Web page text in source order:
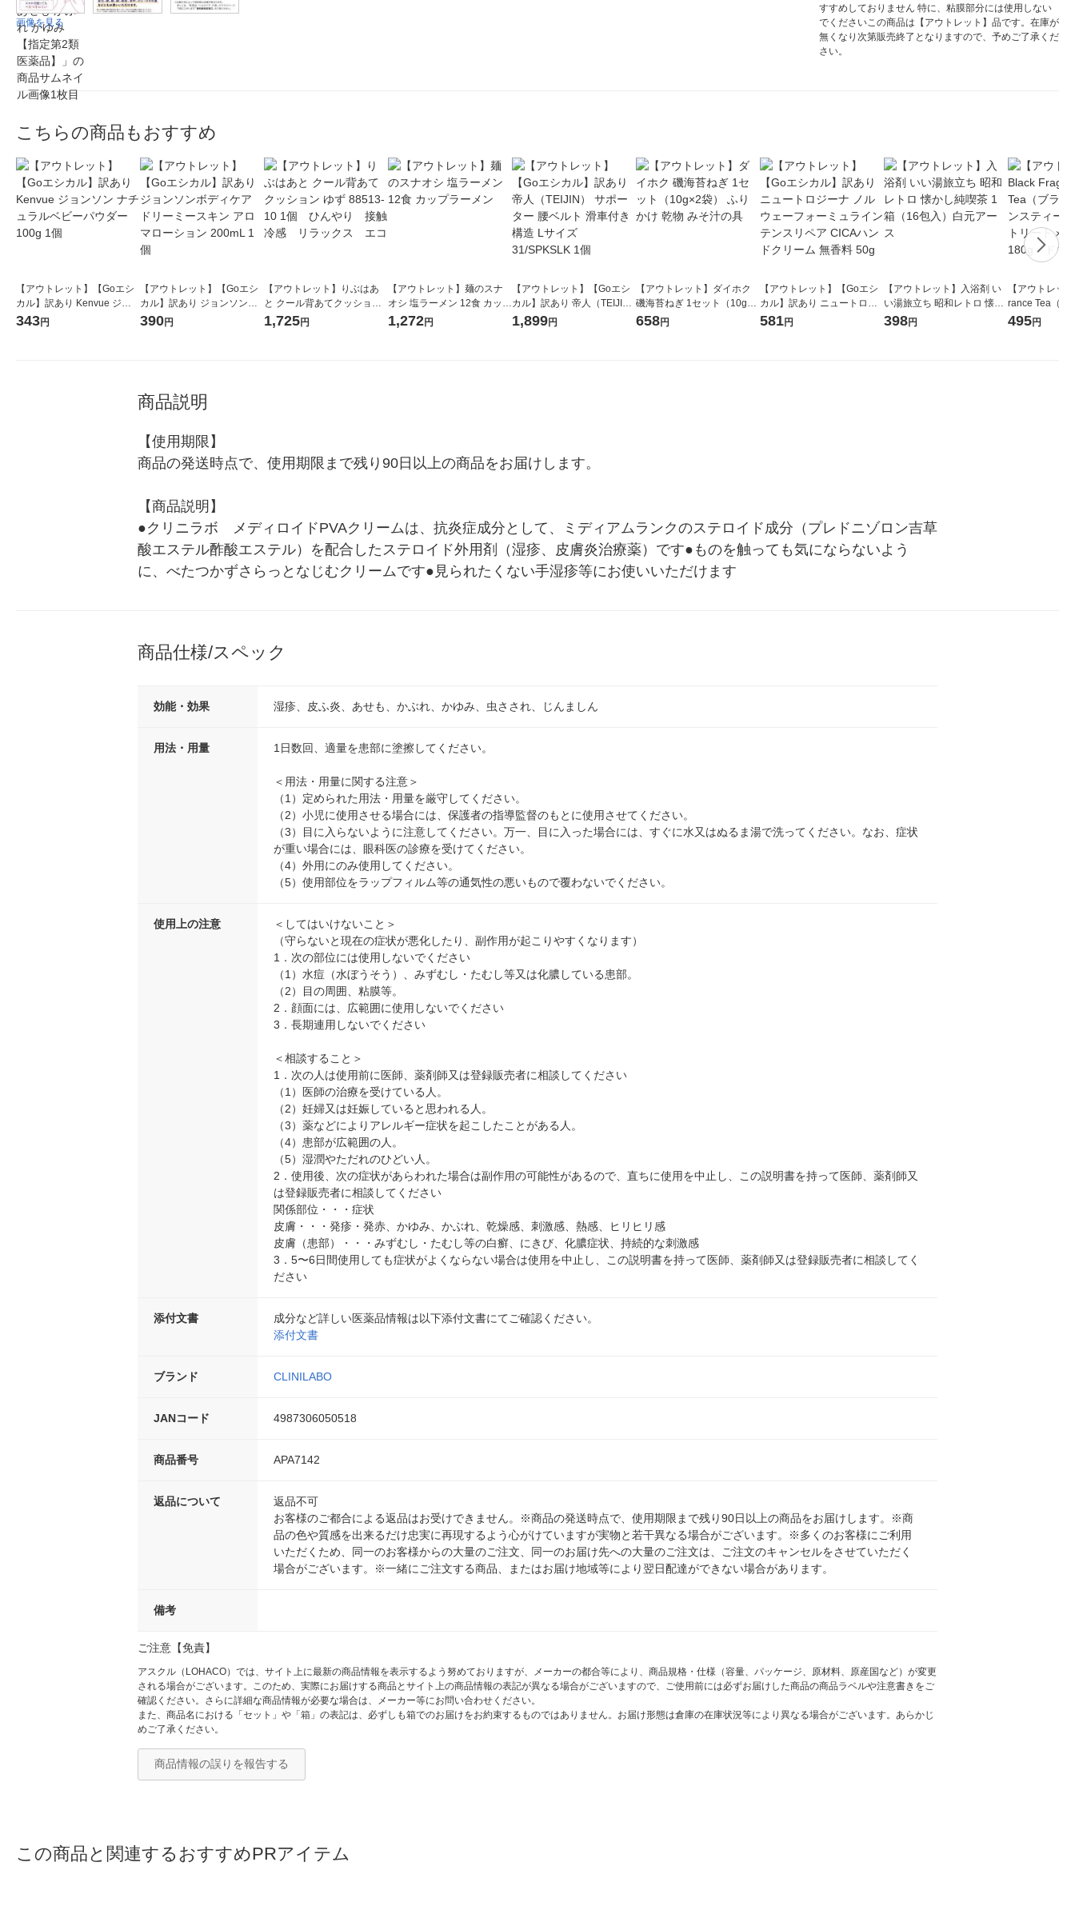
画像を見る
すすめしておりません 特に、粘膜部分には使用しない
でくださいこの商品は【アウトレット】品です。在庫が
無くなり次第販売終了となりますので、予めご了承くだ
さい。
こちらの商品もおすすめ
【アウトレット】【Goエシ
カル】訳あり Kenvue ジョ
ンソン ナチュラルベビーパ
343円
【アウトレット】【Goエシ
カル】訳あり ジョンソンボ
ディケア ドリーミースキン
390円
【アウトレット】りぶはあ
と クール背あてクッション
ゆず 88513-10 1個 ひんや
1,725円
【アウトレット】麺のスナ
オシ 塩ラーメン 12食 カップ
ラーメン
1,272円
【アウトレット】【Goエシ
カル】訳あり 帝人（TEIJI
N） サポーター 腰ベルト 滑
1,899円
【アウトレット】ダイホク
磯海苔ねぎ 1セット（10g×2
袋） ふりかけ 乾物 みそ汁の
658円
【アウトレット】【Goエシ
カル】訳あり ニュートロジ
ーナ ノルウェーフォーミュ
581円
【アウトレット】入浴剤 い
い湯旅立ち 昭和レトロ 懐か
し純喫茶 1箱（16包入）白
398円
【アウトレッ
rance Tea（ブ
ランスティー
495円
商品説明
【使用期限】
商品の発送時点で、使用期限まで残り90日以上の商品をお届けします。
【商品説明】
●クリニラボ　メディロイドPVAクリームは、抗炎症成分として、ミディアムランクのステロイド成分（プレドニゾロン吉草
酸エステル酢酸エステル）を配合したステロイド外用剤（湿疹、皮膚炎治療薬）です●ものを触っても気にならないよう
に、べたつかずさらっとなじむクリームです●見られたくない手湿疹等にお使いいただけます
商品仕様/スペック
効能・効果 湿疹、皮ふ炎、あせも、かぶれ、かゆみ、虫さされ、じんましん
用法・用量 1日数回、適量を患部に塗擦してください。
＜用法・用量に関する注意＞
（1）定められた用法・用量を厳守してください。
（2）小児に使用させる場合には、保護者の指導監督のもとに使用させてください。
（3）目に入らないように注意してください。万一、目に入った場合には、すぐに水又はぬるま湯で洗ってください。なお、症状
が重い場合には、眼科医の診療を受けてください。
（4）外用にのみ使用してください。
（5）使用部位をラップフィルム等の通気性の悪いもので覆わないでください。
使用上の注意
＜してはいけないこと＞
（守らないと現在の症状が悪化したり、副作用が起こりやすくなります）
1．次の部位には使用しないでください
（1）水痘（水ぼうそう）、みずむし・たむし等又は化膿している患部。
（2）目の周囲、粘膜等。
2．顔面には、広範囲に使用しないでください
3．長期連用しないでください
＜相談すること＞
1．次の人は使用前に医師、薬剤師又は登録販売者に相談してください
（1）医師の治療を受けている人。
（2）妊婦又は妊娠していると思われる人。
（3）薬などによりアレルギー症状を起こしたことがある人。
（4）患部が広範囲の人。
（5）湿潤やただれのひどい人。
2．使用後、次の症状があらわれた場合は副作用の可能性があるので、直ちに使用を中止し、この説明書を持って医師、薬剤師又
は登録販売者に相談してください
関係部位・・・症状
皮膚・・・発疹・発赤、かゆみ、かぶれ、乾燥感、刺激感、熱感、ヒリヒリ感
皮膚（患部）・・・みずむし・たむし等の白癬、にきび、化膿症状、持続的な刺激感
3．5〜6日間使用しても症状がよくならない場合は使用を中止し、この説明書を持って医師、薬剤師又は登録販売者に相談してく
ださい
添付文書
成分など詳しい医薬品情報は以下添付文書にてご確認ください。
添付文書
ブランド CLINILABO
JANコード 4987306050518
商品番号 APA7142
返品について
返品不可
お客様のご都合による返品はお受けできません。※商品の発送時点で、使用期限まで残り90日以上の商品をお届けします。※商
品の色や質感を出来るだけ忠実に再現するよう心がけていますが実物と若干異なる場合がございます。※多くのお客様にご利用
いただくため、同一のお客様からの大量のご注文、同一のお届け先への大量のご注文は、ご注文のキャンセルをさせていただく
場合がございます。※一緒にご注文する商品、またはお届け地域等により翌日配達ができない場合があります。
備考
ご注意【免責】
アスクル（LOHACO）では、サイト上に最新の商品情報を表示するよう努めておりますが、メーカーの都合等により、商品規格・仕様（容量、パッケージ、原材料、原産国など）が変更
される場合がございます。このため、実際にお届けする商品とサイト上の商品情報の表記が異なる場合がございますので、ご使用前には必ずお届けした商品の商品ラベルや注意書きをご
確認ください。さらに詳細な商品情報が必要な場合は、メーカー等にお問い合わせください。
また、商品名における「セット」や「箱」の表記は、必ずしも箱でのお届けをお約束するものではありません。お届け形態は倉庫の在庫状況等により異なる場合がございます。あらかじ
めご了承ください。
商品情報の誤りを報告する
この商品と関連するおすすめPRアイテム